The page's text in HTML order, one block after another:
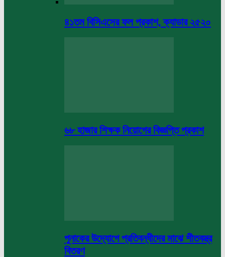
৪১তম বিসিএসের ফল প্রকাশ, ক্যাডার ২৫২০
৬৮ হাজার শিক্ষক নিয়োগের বিজ্ঞপ্তি প্রকাশ
পুনাকের উদ্যোগে প্রতিবন্ধীদের মাঝে শীতবস্ত্র
বিতরণ